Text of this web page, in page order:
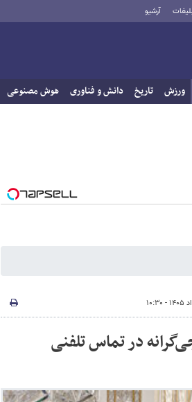
آرشیو
ورزش تاریخ دانش و فناوری هوش مصنوعی
در تماس تلفنی